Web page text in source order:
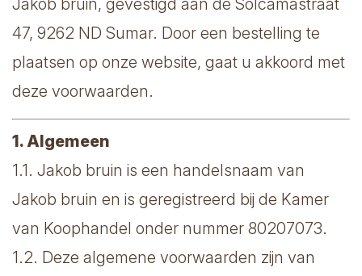
Jakob bruin, gevestigd aan de Solcamastraat
47, 9262 ND Sumar. Door een bestelling te
plaatsen op onze website, gaat u akkoord met
deze voorwaarden.
1. Algemeen
1.1. Jakob bruin is een handelsnaam van
Jakob bruin en is geregistreerd bij de Kamer
van Koophandel onder nummer 80207073.
1.2. Deze algemene voorwaarden zijn van